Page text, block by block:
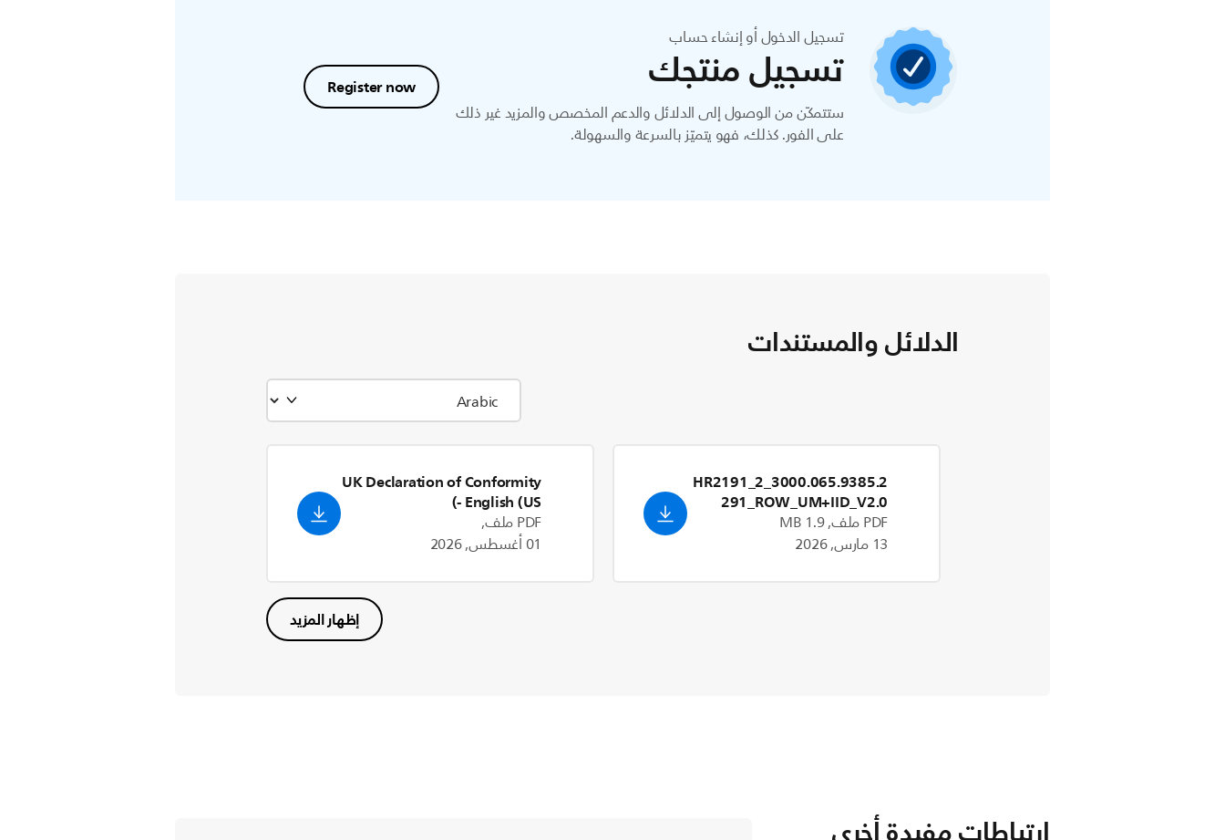
تسجيل الدخول أو إنشاء حساب
تسجيل منتجك
ستتمكّن من الوصول إلى الدلائل والدعم المخصص والمزيد غير ذلك
على الفور. كذلك، فهو يتميّز بالسرعة والسهولة.
Register now
الدلائل والمستندات
3000.065.9385.2_HR2191_2
291_ROW_UM+IID_V2.0
PDF ملف, 1.9 MB
13 مارس, 2026
UK Declaration of Conformity
- English (US)
PDF ملف,
01 أغسطس, 2026
إظهار المزيد